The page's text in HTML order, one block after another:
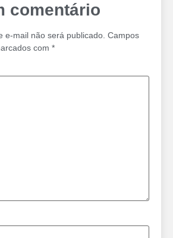
comentário
e-mail não será publicado. Campos
com *